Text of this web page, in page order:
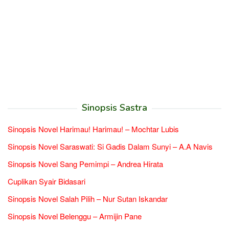
Sinopsis Sastra
Sinopsis Novel Harimau! Harimau! – Mochtar Lubis
Sinopsis Novel Saraswati: Si Gadis Dalam Sunyi – A.A Navis
Sinopsis Novel Sang Pemimpi – Andrea Hirata
Cuplikan Syair Bidasari
Sinopsis Novel Salah Pilih – Nur Sutan Iskandar
Sinopsis Novel Belenggu – Armijin Pane